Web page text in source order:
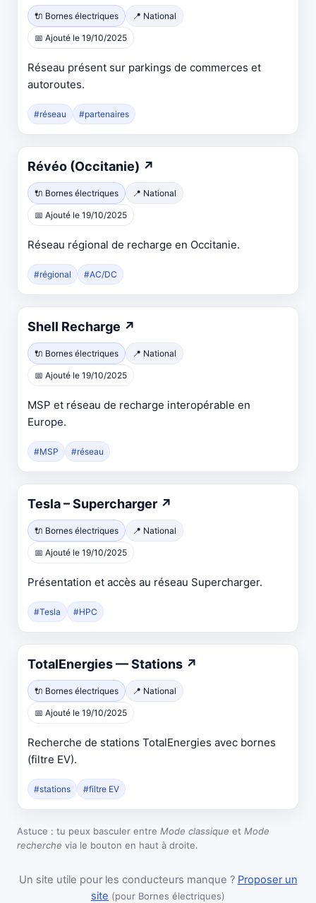
dans
un
onglet
🔌 Bornes électriques 📍 National
📅 Ajouté le 19/10/2025
Réseau présent sur parkings de commerces et
autoroutes.
#réseau #partenaires
Révéo (Occitanie) ↗
onglet
🔌 Bornes électriques 📍 National
📅 Ajouté le 19/10/2025
Réseau régional de recharge en Occitanie.
#régional #AC/DC
Shell Recharge ↗
onglet
🔌 Bornes électriques 📍 National
📅 Ajouté le 19/10/2025
MSP et réseau de recharge interopérable en
Europe.
#MSP #réseau
Tesla – Supercharger ↗
onglet
🔌 Bornes électriques 📍 National
📅 Ajouté le 19/10/2025
Présentation et accès au réseau Supercharger.
#Tesla #HPC
TotalEnergies — Stations ↗
onglet
🔌 Bornes électriques 📍 National
📅 Ajouté le 19/10/2025
Recherche de stations TotalEnergies avec bornes
(filtre EV).
#stations #filtre EV
Astuce : tu peux basculer entre Mode classique et Mode
recherche via le bouton en haut à droite.
Un site utile pour les conducteurs manque ? Proposer un
site (pour Bornes électriques)